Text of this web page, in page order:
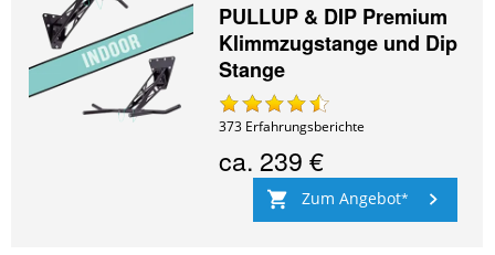
PULLUP & DIP Premium
Klimmzugstange und Dip
Stange
373 Erfahrungsberichte
ca. 239 €
Zum Angebot